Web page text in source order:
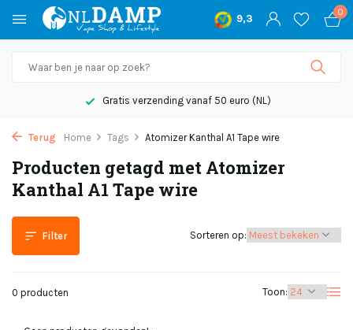
9,3
0
Gratis verzending vanaf 50 euro (NL)
Terug Home Tags Atomizer Kanthal A1 Tape wire
Producten getagd met Atomizer
Kanthal A1 Tape wire
Filter
0 producten Toon:
Sorteren op: